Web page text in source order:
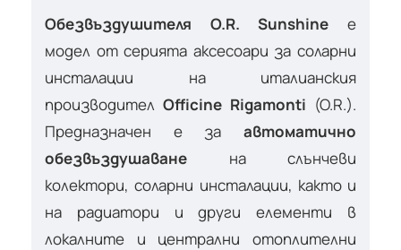
Обезвъздушителя O.R. Sunshine е
модел от серията аксесоари за соларни
инсталации на италианския
производител Officine Rigamonti (O.R.).
Предназначен е за автоматично
обезвъздушаване на слънчеви
колектори, соларни инсталации, както и
на радиатори и други елементи в
локалните и централни отоплителни